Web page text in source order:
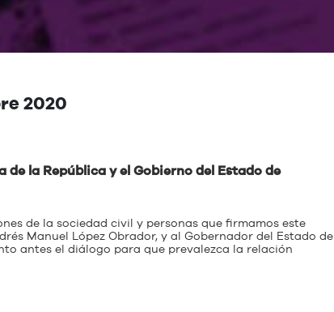
2020
la República y el Gobierno del Estado de
de la sociedad civil y personas que firmamos este
Manuel López Obrador, y al Gobernador del Estado de
antes el diálogo para que prevalezca la relación